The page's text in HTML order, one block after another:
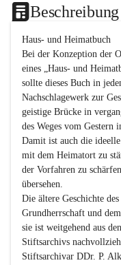
Beschreibung
Haus- und Heimatbuch
Bei der Konzeption der
eines „Haus- und
sollte dieses Buch in
Nachschlagewerk zur
geistige Brücke in
des Weges vom Gestern
Damit ist auch die
mit dem Heimatort zu
der Vorfahren zu
übersehen.
Die ältere Geschichte
Grundherrschaft und
sie ist weitgehend aus
Stiftsarchivs
Stiftsarchivar DDr. P.